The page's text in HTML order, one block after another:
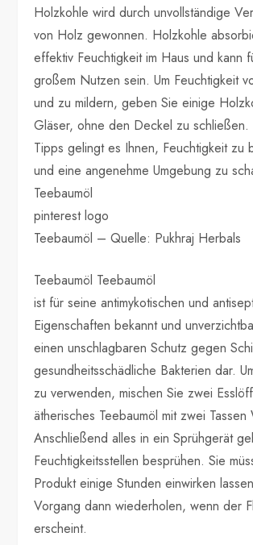
Holzkohle wird durch unvollständige
von Holz gewonnen. Holzkohle
effektiv Feuchtigkeit im Haus und kann
großem Nutzen sein. Um Feuchtigkeit
und zu mildern, geben Sie einige
Gläser, ohne den Deckel zu schließen.
Tipps gelingt es Ihnen, Feuchtigkeit zu
und eine angenehme Umgebung zu
Teebaumöl
pinterest logo
Teebaumöl – Quelle: Pukhraj Herbals
Teebaumöl Teebaumöl
ist für seine antimykotischen und
Eigenschaften bekannt und
einen unschlagbaren Schutz gegen
gesundheitsschädliche Bakterien dar.
zu verwenden, mischen Sie zwei
ätherisches Teebaumöl mit zwei Tassen
Anschließend alles in ein Sprühgerät
Feuchtigkeitsstellen besprühen. Sie
Produkt einige Stunden einwirken
Vorgang dann wiederholen, wenn der
erscheint.